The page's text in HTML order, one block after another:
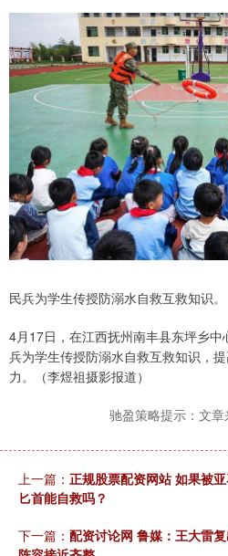
民兵为学生传授防溺水自救互救知识。
4月17日，在江西抚州南丰县东坪乡
兵为学生传授防溺水自救互救知识，
力。（李煜祖摄影报道）
驰盈策略提示：文章
上一篇： 正规股票配资网站 如果被
匕首能自救吗？
下一篇： 配资讨论网 鲁媒：王大雷